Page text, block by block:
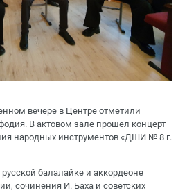
вечере в Центре отметили
В актовом зале прошел концерт
народных инструментов «ДШИ № 8 г.
балалайке и аккордеоне
сочинения И. Баха и советских